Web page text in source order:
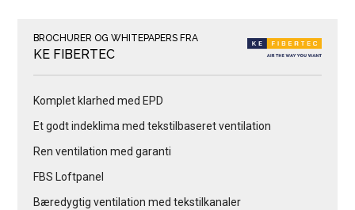
BROCHURER OG WHITEPAPERS FRA
KE FIBERTEC
Komplet klarhed med EPD
Et godt indeklima med tekstilbaseret ventilation
Ren ventilation med garanti
FBS Loftpanel
Bæredygtig ventilation med tekstilkanaler